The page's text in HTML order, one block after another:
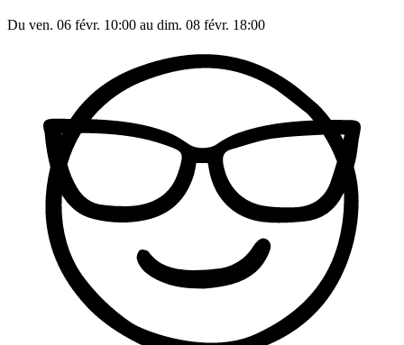
Du ven. 06 févr. 10:00 au dim. 08 févr. 18:00